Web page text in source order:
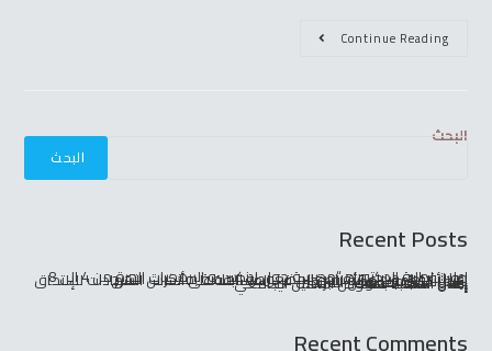
Continue Reading
البحث
البحث
Recent Posts
إعلان لطلبة الدكتوراه “مدرسة حول لينكس و البرمجيات الحرة من 4 الى 8 جويلية
إعلان خاص بإيداع الأقراص المضغوطة الخاصة بمذكرات التخرج
إعلان القائمة النهائية للناجحين في المسابقة على أساس الشهادات للإلتحاق برتبة أستاذ مساعد
إعلان الكتبة بخصوص التبرئة
إعلان المكتبة بخصوص التأهيل الجامعي